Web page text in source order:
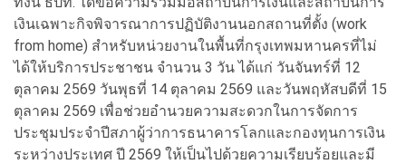
เงินเฉพาะกิจพิจารณาการปฏิบัติงานนอกสถานที่ตั้ง (work
from home) สำหรับหน่วยงานในพื้นที่กรุงเทพมหานครที่ไม่
ได้ให้บริการประชาชน จำนวน 3 วัน ได้แก่ วันจันทร์ที่ 12
ตุลาคม 2569 วันพุธที่ 14 ตุลาคม 2569 และวันพฤหัสบดีที่ 15
ตุลาคม 2569 เพื่อช่วยอำนวยความสะดวกในการจัดการ
ประชุมประจำปีสภาผู้ว่าการธนาคารโลกและกองทุนการเงิน
ระหว่างประเทศ ปี 2569 ให้เป็นไปด้วยความเรียบร้อยและมี